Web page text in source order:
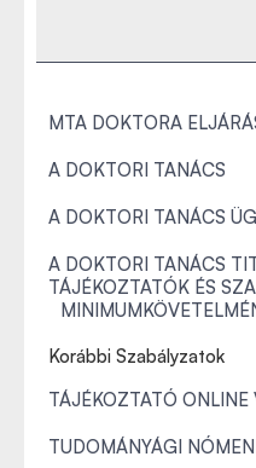
MTA DOKTORA
A DOKTORI TANÁCS
A DOKTORI TANÁCS
A DOKTORI TANÁCS
TÁJÉKOZTATÓK ÉS
Korábbi Szabályzatok
TÁJÉKOZTATÓ ONLINE
TUDOMÁNYÁGI